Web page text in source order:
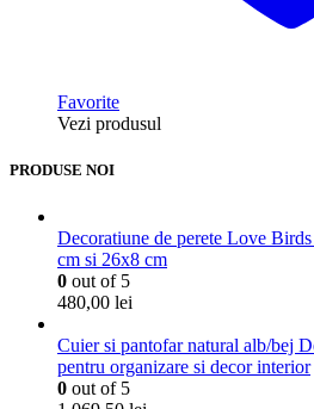
Favorite
Vezi produsul
PRODUSE NOI
Decoratiune de perete Love
cm si 26x8 cm
0 out of 5
480,00 lei
Cuier si pantofar natural alb/bej
pentru organizare si decor interior
0 out of 5